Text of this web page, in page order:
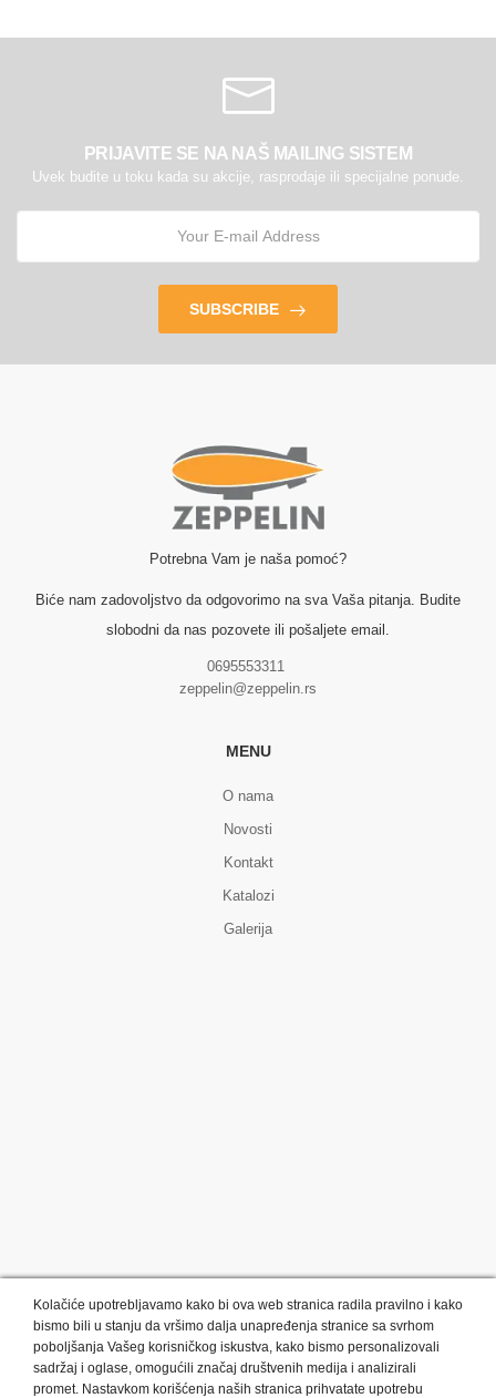
PRIJAVITE SE NA NAŠ MAILING SISTEM
Uvek budite u toku kada su akcije, rasprodaje ili specijalne ponude.
SUBSCRIBE
Potrebna Vam je naša pomoć?
Biće nam zadovoljstvo da odgovorimo na sva Vaša pitanja. Budite
slobodni da nas pozovete ili pošaljete email.
0695553311
zeppelin@zeppelin.rs
MENU
O nama
Novosti
Kontakt
Katalozi
Galerija
Kolačiće upotrebljavamo kako bi ova web stranica radila pravilno i kako
bismo bili u stanju da vršimo dalja unapređenja stranice sa svrhom
poboljšanja Vašeg korisničkog iskustva, kako bismo personalizovali
sadržaj i oglase, omogućili značaj društvenih medija i analizirali
promet. Nastavkom korišćenja naših stranica prihvatate upotrebu